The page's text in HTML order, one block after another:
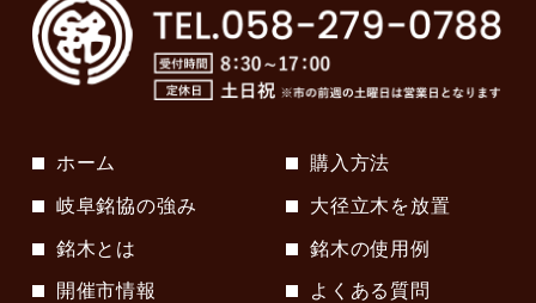
ホーム
岐阜銘協の強み
銘木とは
開催市情報
購入方法
大径立木を放置
銘木の使用例
よくある質問